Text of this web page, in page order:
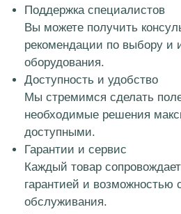
Поддержка специалистов
Вы можете получить
рекомендации по выбору и
оборудования.
Доступность и удобство
Мы стремимся сделать
необходимые решения
доступными.
Гарантии и сервис
Каждый товар
гарантией и возможностью
обслуживания.